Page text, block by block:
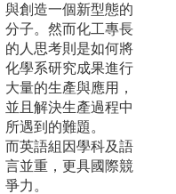
與創造一個新型態的
分子。然而化工專長
的人思考則是如何將
化學系研究成果進行
大量的生產與應用，
並且解決生產過程中
所遇到的難題。
而英語組因學科及語
言並重，更具國際競
爭力。